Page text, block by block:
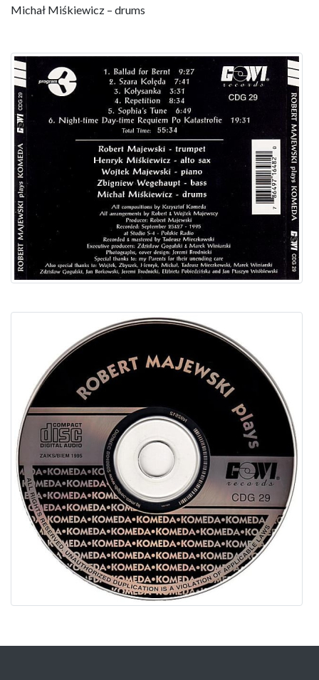
Michał Miśkiewicz – drums